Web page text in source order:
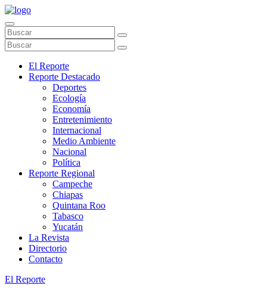
El Reporte
Reporte Destacado
Deportes
Ecología
Economía
Entretenimiento
Internacional
Medio Ambiente
Nacional
Política
Reporte Regional
Campeche
Chiapas
Quintana Roo
Tabasco
Yucatán
La Revista
Directorio
Contacto
El Reporte